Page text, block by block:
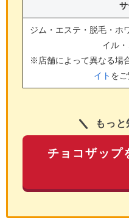
ジム・エステ・脱毛・ホ
イル
※店舗によって異なる場
イト をご
もっと
チョコザップ